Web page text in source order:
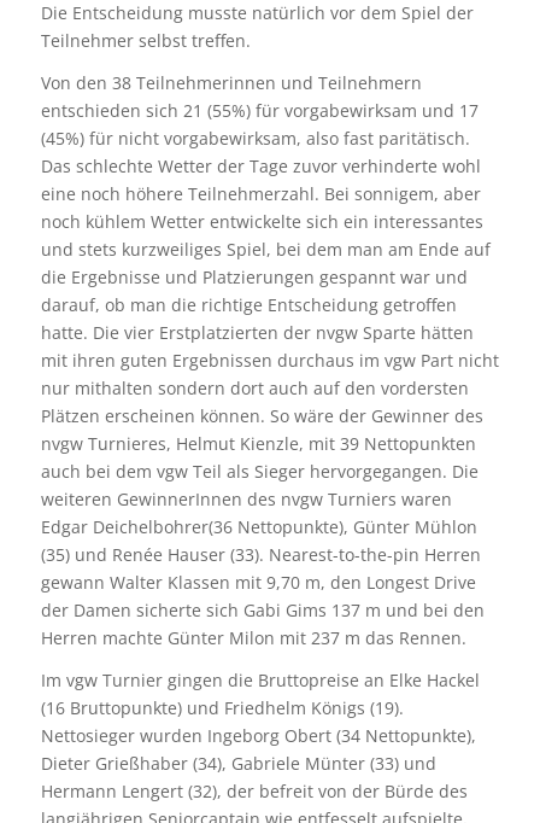
Die Entscheidung musste natürlich vor dem Spiel der
Teilnehmer selbst treffen.
Von den 38 Teilnehmerinnen und Teilnehmern
entschieden sich 21 (55%) für vorgabewirksam und 17
(45%) für nicht vorgabewirksam, also fast paritätisch.
Das schlechte Wetter der Tage zuvor verhinderte wohl
eine noch höhere Teilnehmerzahl. Bei sonnigem, aber
noch kühlem Wetter entwickelte sich ein interessantes
und stets kurzweiliges Spiel, bei dem man am Ende auf
die Ergebnisse und Platzierungen gespannt war und
darauf, ob man die richtige Entscheidung getroffen
hatte. Die vier Erstplatzierten der nvgw Sparte hätten
mit ihren guten Ergebnissen durchaus im vgw Part nicht
nur mithalten sondern dort auch auf den vordersten
Plätzen erscheinen können. So wäre der Gewinner des
nvgw Turnieres, Helmut Kienzle, mit 39 Nettopunkten
auch bei dem vgw Teil als Sieger hervorgegangen. Die
weiteren GewinnerInnen des nvgw Turniers waren
Edgar Deichelbohrer(36 Nettopunkte), Günter Mühlon
(35) und Renée Hauser (33). Nearest-to-the-pin Herren
gewann Walter Klassen mit 9,70 m, den Longest Drive
der Damen sicherte sich Gabi Gims 137 m und bei den
Herren machte Günter Milon mit 237 m das Rennen.
Im vgw Turnier gingen die Bruttopreise an Elke Hackel
(16 Bruttopunkte) und Friedhelm Königs (19).
Nettosieger wurden Ingeborg Obert (34 Nettopunkte),
Dieter Grießhaber (34), Gabriele Münter (33) und
Hermann Lengert (32), der befreit von der Bürde des